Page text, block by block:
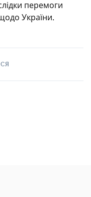
перемоги
України.